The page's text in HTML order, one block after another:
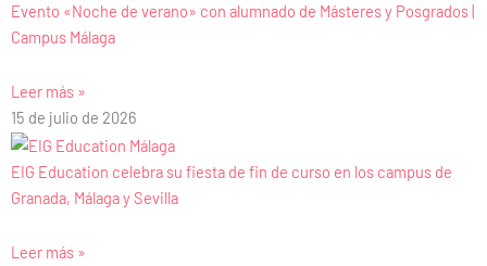
Evento «Noche de verano» con alumnado de Másteres y Posgrados |
Campus Málaga
Leer más »
15 de julio de 2026
EIG Education celebra su fiesta de fin de curso en los campus de
Granada, Málaga y Sevilla
Leer más »